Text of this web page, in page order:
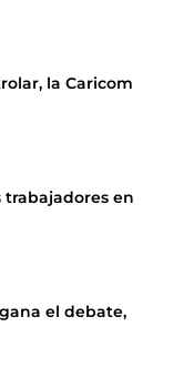
la Caricom
trabajadores en
el debate,